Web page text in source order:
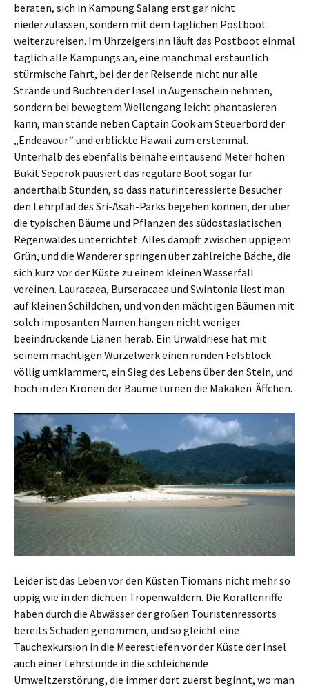
beraten, sich in Kampung Salang erst gar nicht
niederzulassen, sondern mit dem täglichen Postboot
weiterzureisen. Im Uhrzeigersinn läuft das Postboot einmal
täglich alle Kampungs an, eine manchmal erstaunlich
stürmische Fahrt, bei der der Reisende nicht nur alle
Strände und Buchten der Insel in Augenschein nehmen,
sondern bei bewegtem Wellengang leicht phantasieren
kann, man stände neben Captain Cook am Steuerbord der
„Endeavour“ und erblickte Hawaii zum erstenmal.
Unterhalb des ebenfalls beinahe eintausend Meter hohen
Bukit Seperok pausiert das reguläre Boot sogar für
anderthalb Stunden, so dass naturinteressierte Besucher
den Lehrpfad des Sri-Asah-Parks begehen können, der über
die typischen Bäume und Pflanzen des südostasiatischen
Regenwaldes unterrichtet. Alles dampft zwischen üppigem
Grün, und die Wanderer springen über zahlreiche Bäche, die
sich kurz vor der Küste zu einem kleinen Wasserfall
vereinen. Lauracaea, Burseracaea und Swintonia liest man
auf kleinen Schildchen, und von den mächtigen Bäumen mit
solch imposanten Namen hängen nicht weniger
beeindruckende Lianen herab. Ein Urwaldriese hat mit
seinem mächtigen Wurzelwerk einen runden Felsblock
völlig umklammert, ein Sieg des Lebens über den Stein, und
hoch in den Kronen der Bäume turnen die Makaken-Äffchen.
Leider ist das Leben vor den Küsten Tiomans nicht mehr so
üppig wie in den dichten Tropenwäldern. Die Korallenriffe
haben durch die Abwässer der großen Touristenressorts
bereits Schaden genommen, und so gleicht eine
Tauchexkursion in die Meerestiefen vor der Küste der Insel
auch einer Lehrstunde in die schleichende
Umweltzerstörung, die immer dort zuerst beginnt, wo man